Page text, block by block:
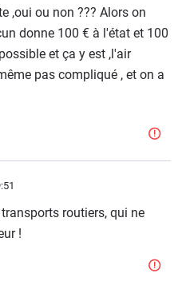
,oui ou non ??? Alors on
donne 100 € à l'état et 100
et ça y est ,l'air
pas compliqué , et on a
routiers, qui ne
!